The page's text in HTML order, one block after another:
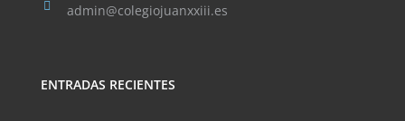
admin@colegiojuanxxiii.es
ENTRADAS RECIENTES